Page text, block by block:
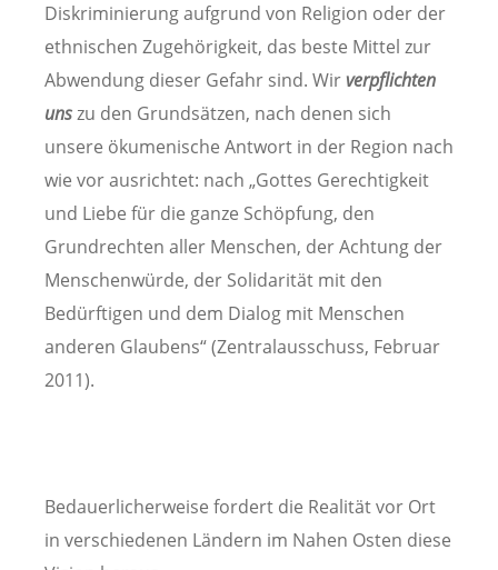
Diskriminierung aufgrund von Religion oder der
ethnischen Zugehörigkeit, das beste Mittel zur
Abwendung dieser Gefahr sind. Wir verpflichten
unszu den Grundsätzen, nach denen sich
unsere ökumenische Antwort in der Region nach
wie vor ausrichtet: nach „Gottes Gerechtigkeit
und Liebe für die ganze Schöpfung, den
Grundrechten aller Menschen, der Achtung der
Menschenwürde, der Solidarität mit den
Bedürftigen und dem Dialog mit Menschen
anderen Glaubens“ (Zentralausschuss, Februar
2011).
Bedauerlicherweise fordert die Realität vor Ort
in verschiedenen Ländern im Nahen Osten diese